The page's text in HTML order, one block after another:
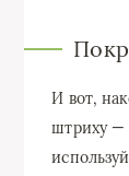
И вот,
штриху —